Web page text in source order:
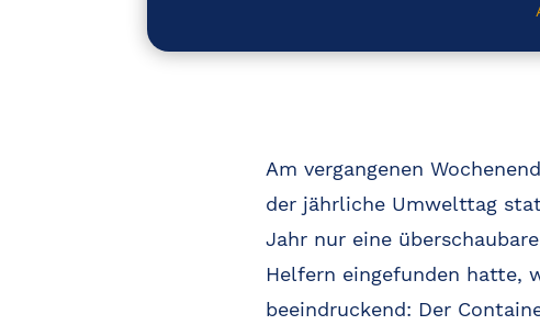
Am vergangenen
der jährliche Umwelttag
Jahr nur eine
Helfern eingefunden hatte,
beeindruckend: Der